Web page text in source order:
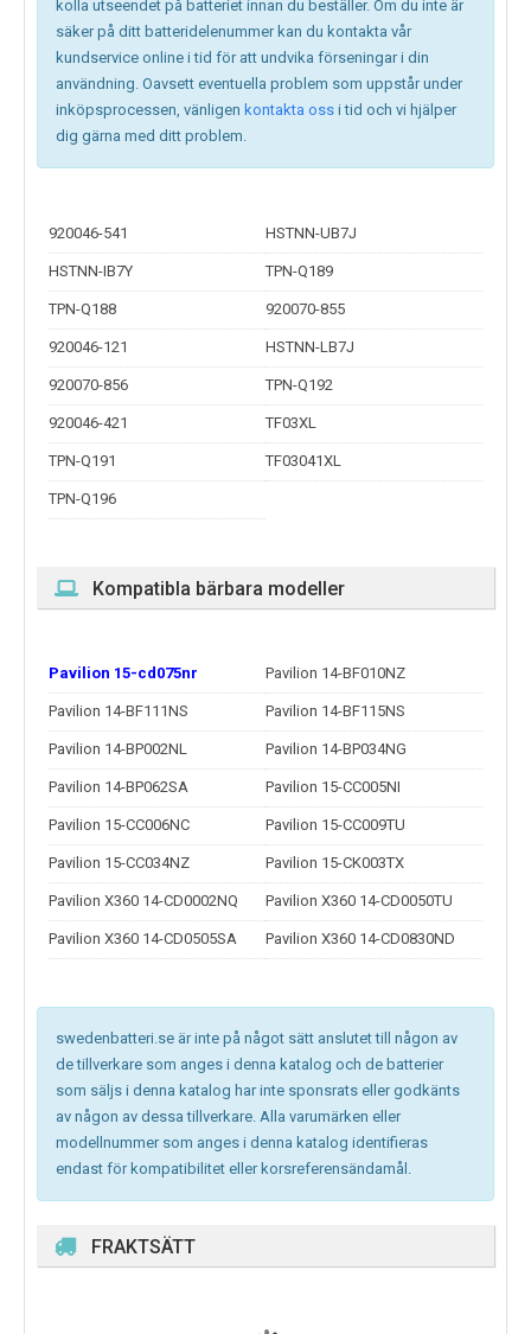
kolla utseendet på batteriet innan du beställer. Om du inte är
säker på ditt batteridelenummer kan du kontakta vår
kundservice online i tid för att undvika förseningar i din
användning. Oavsett eventuella problem som uppstår under
inköpsprocessen, vänligen kontakta oss i tid och vi hjälper
dig gärna med ditt problem.
920046-541 HSTNN-UB7J
HSTNN-IB7Y TPN-Q189
TPN-Q188 920070-855
920046-121 HSTNN-LB7J
920070-856 TPN-Q192
920046-421 TF03XL
TPN-Q191 TF03041XL
TPN-Q196
Kompatibla bärbara modeller
Pavilion 15-cd075nr Pavilion 14-BF010NZ
Pavilion 14-BF111NS Pavilion 14-BF115NS
Pavilion 14-BP002NL Pavilion 14-BP034NG
Pavilion 14-BP062SA Pavilion 15-CC005NI
Pavilion 15-CC006NC Pavilion 15-CC009TU
Pavilion 15-CC034NZ Pavilion 15-CK003TX
Pavilion X360 14-CD0002NQ Pavilion X360 14-CD0050TU
Pavilion X360 14-CD0505SA Pavilion X360 14-CD0830ND
swedenbatteri.se är inte på något sätt anslutet till någon av
de tillverkare som anges i denna katalog och de batterier
som säljs i denna katalog har inte sponsrats eller godkänts
av någon av dessa tillverkare. Alla varumärken eller
modellnummer som anges i denna katalog identifieras
endast för kompatibilitet eller korsreferensändamål.
FRAKTSÄTT